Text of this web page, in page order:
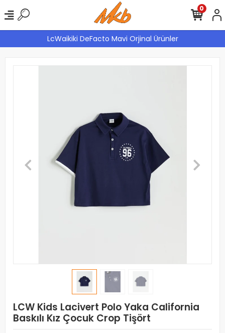
LcWaikiki DeFacto Mavi Orjinal Ürünler
0
LCW Kids Lacivert Polo Yaka California
Baskılı Kız Çocuk Crop Tişört